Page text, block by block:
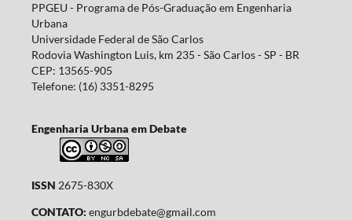
PPGEU - Programa de Pós-Graduação em Engenharia
Urbana
Universidade Federal de São Carlos
Rodovia Washington Luis, km 235 - São Carlos - SP - BR
CEP: 13565-905
Telefone: (16) 3351-8295
Engenharia Urbana em Debate
ISSN 2675-830X
CONTATO: engurbdebate@gmail.com